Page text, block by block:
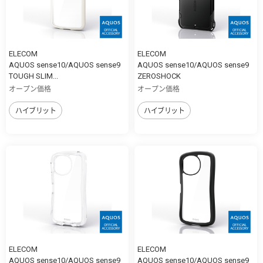
ELECOM
AQUOS sense10/AQUOS sense9
TOUGH SLIM...
オープン価格
ハイブリット
ELECOM
AQUOS sense10/AQUOS sense9
ZEROSHOCK
オープン価格
ハイブリット
ELECOM
AQUOS sense10/AQUOS sense9
ELECOM
AQUOS sense10/AQUOS sense9